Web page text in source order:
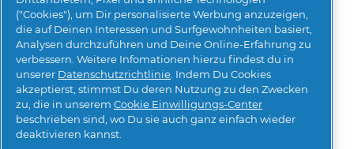
Mehr Inspiration
Meine Daten
Geschäftsbedingungen
("Cookies"), um Dir personalisierte Werbung anzuzeigen,
die auf Deinen Interessen und Surfgewohnheiten basiert,
Analysen durchzuführen und Deine Online-Erfahrung zu
verbessern. Weitere Infomationen hierzu findest du in
unserer Datenschutzrichtlinie. Indem Du Cookies
akzeptierst, stimmst Du deren Nutzung zu den Zwecken
zu, die in unserem Cookie Einwilligungs-Center
beschrieben sind, wo Du sie auch ganz einfach wieder
deaktivieren kannst.